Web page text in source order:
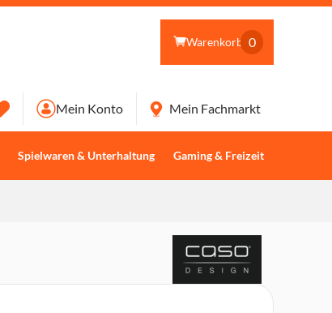
Warenkorb 0
Spielwaren & Unterhaltung Gaming & Freizeit
Mein Konto Mein Fachmarkt